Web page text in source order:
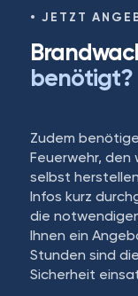
JETZT
benötigt?
Zudem
Feuerwehr, den
selbst
Infos kurz
die
Ihnen ein
Stunden sind
Sicherheit